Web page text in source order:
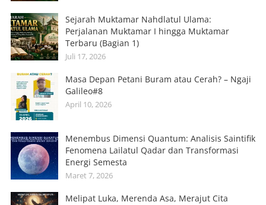
Sejarah Muktamar Nahdlatul Ulama:
Perjalanan Muktamar I hingga Muktamar
Terbaru (Bagian 1)
Juli 17, 2026
Masa Depan Petani Buram atau Cerah? – Ngaji
Galileo#8
April 10, 2026
Menembus Dimensi Quantum: Analisis Saintifik
Fenomena Lailatul Qadar dan Transformasi
Energi Semesta
Maret 7, 2026
Melipat Luka, Merenda Asa, Merajut Cita